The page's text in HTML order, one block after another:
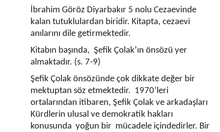
İbrahim Göröz Diyarbakır 5 nolu Cezaevinde
kalan tutuklulardan biridir. Kitapta, cezaevi
anılarını dile getirmektedir.
Kitabın başında, Şefik Çolak’ın önsözü yer
almaktadır. (s. 7-9)
Şefik Çolak önsözünde çok dikkate değer bir
mektuptan söz etmektedir. 1970’leri
ortalarından itibaren, Şefik Çolak ve arkadaşları
Kürdlerin ulusal ve demokratik hakları
konusunda yoğun bir mücadele içindedirler. Bir